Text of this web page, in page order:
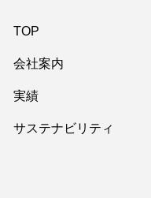
TOP
会社案内
実績
サステナビリティ